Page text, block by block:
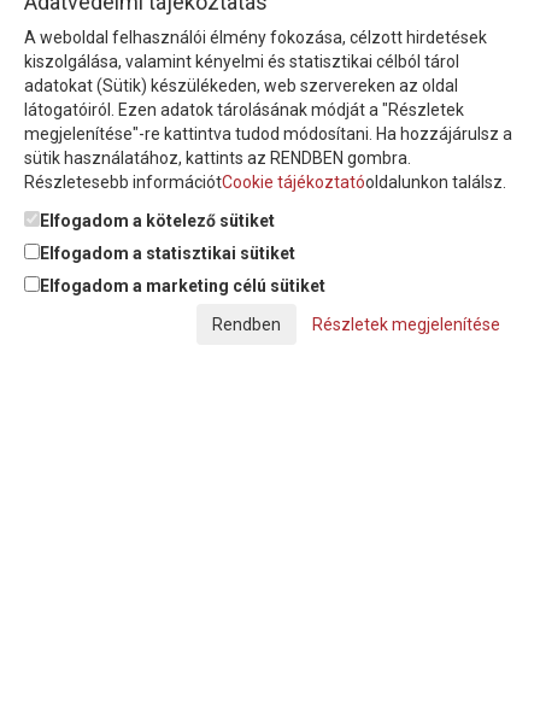
Íratkozzon fel hírlevelünkre!
Feliratkozom a hírlevélre és nyilatkozom, hogy azadatkezelési
tájékoztatót elolvastam, megismertem és elfogadom.
© Copyright Triász-Tömlő Kft. | Minden jog fenntartva!
A weboldal felhasználói élmény fokozása, célzott hirdetések
kiszolgálása, valamint kényelmi és statisztikai célból tárol
adatokat (Sütik) készülékeden, web szervereken az oldal
látogatóiról. Ezen adatok tárolásának módját a "Részletek
megjelenítése"-re kattintva tudod módosítani. Ha hozzájárulsz a
sütik használatához, kattints az RENDBEN gombra.
Részletesebb információtCookie tájékoztatóoldalunkon találsz.
Elfogadom a kötelező sütiket
Elfogadom a statisztikai sütiket
Elfogadom a marketing célú sütiket
Részletek megjelenítése